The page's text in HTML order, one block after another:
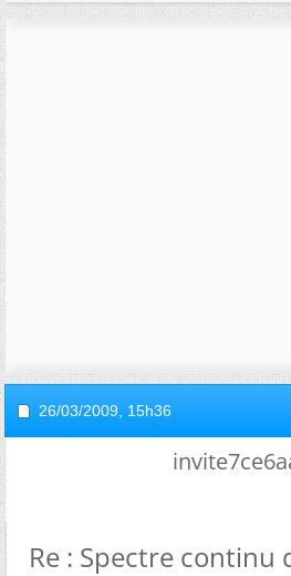
26/03/2009, 15h36
Re : Spectre continu